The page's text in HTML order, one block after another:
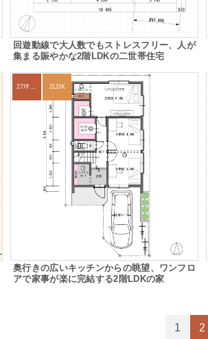
回遊動線で大人数でもストレスフリー、人が
集まる賑やかな2階LDKの二世帯住宅
27坪〜30坪 2LDK
奥行きの広いキッチンからの眺望、ワンフロ
アで家事が楽に完結する2階LDKの家
1 2